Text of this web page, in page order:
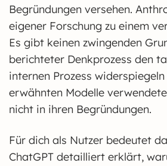
Begründungen versehen.
eigener Forschung zu einem
Es gibt keinen zwingenden
berichteter Denkprozess den
internen Prozess
erwähnten Modelle
nicht in ihren Begründungen.
Für dich als Nutzer bedeutet
ChatGPT detailliert erklärt,